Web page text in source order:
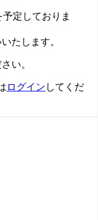
定しておりま
たします。
い。
ログイン してくだ